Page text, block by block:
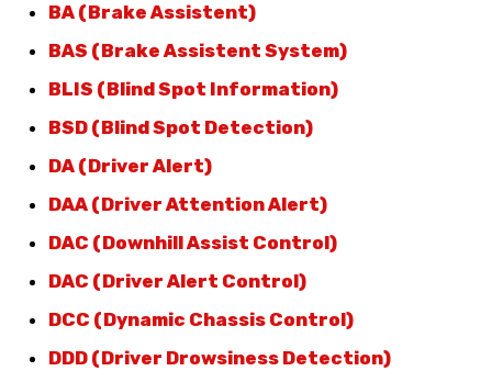
BA (Brake Assistent)
BAS (Brake Assistent System)
BLIS (Blind Spot Information)
BSD (Blind Spot Detection)
DA (Driver Alert)
DAA (Driver Attention Alert)
DAC (Downhill Assist Control)
DAC (Driver Alert Control)
DCC (Dynamic Chassis Control)
DDD (Driver Drowsiness Detection)